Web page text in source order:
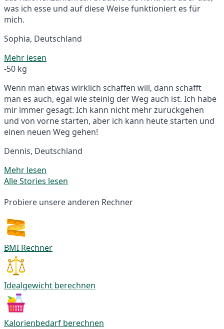
was ich esse und auf diese Weise funktioniert es für
mich.
Sophia, Deutschland
Mehr lesen
-50 kg
Wenn man etwas wirklich schaffen will, dann schafft
man es auch, egal wie steinig der Weg auch ist. Ich habe
mir immer gesagt: Ich kann nicht mehr zurückgehen
und von vorne starten, aber ich kann heute starten und
einen neuen Weg gehen!
Dennis, Deutschland
Mehr lesen
Alle Stories lesen
Probiere unsere anderen Rechner
BMI Rechner
Idealgewicht berechnen
Kalorienbedarf berechnen